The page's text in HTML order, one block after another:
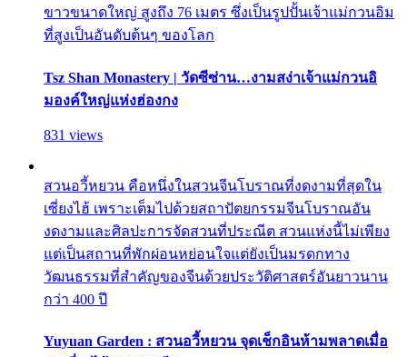
ขาวขนาดใหญ่ สูงถึง 76 เมตร ซึ่งเป็นรูปปั้นเจ้าแม่กวนอิม
ที่สูงเป็นอันดับต้นๆ ของโลก
Tsz Shan Monastery | วัดซีซ่าน…งามสง่าเจ้าแม่กวนอิ
มองค์ใหญ่แห่งฮ่องกง
831 views
สวนอวี้หยวน คือหนึ่งในสวนจีนโบราณที่งดงามที่สุดใน
เซี่ยงไฮ้ เพราะเต็มไปด้วยสถาปัตยกรรมจีนโบราณอัน
งดงามและศิลปะการจัดสวนที่ประณีต สวนแห่งนี้ไม่เพียง
แต่เป็นสถานที่พักผ่อนหย่อนใจแต่ยังเป็นมรดกทาง
วัฒนธรรมที่สำคัญของจีนด้วยประวัติศาสตร์อันยาวนาน
กว่า 400 ปี
Yuyuan Garden : สวนอวี้หยวน จุดเช็กอินห้ามพลาดเมื่อ